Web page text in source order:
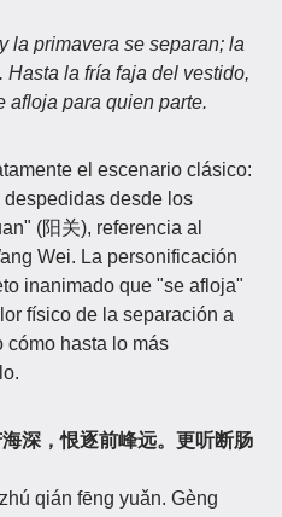
la primavera se separan; la
la fría faja del vestido,
afloja para quien parte.
el escenario clásico:
desde los
(阳关), referencia al
Wei. La personificación
inanimado que "se afloja"
físico de la separación a
cómo hasta lo más
深，恨逐前峰远。更听断肠
qián fēng yuǎn. Gèng